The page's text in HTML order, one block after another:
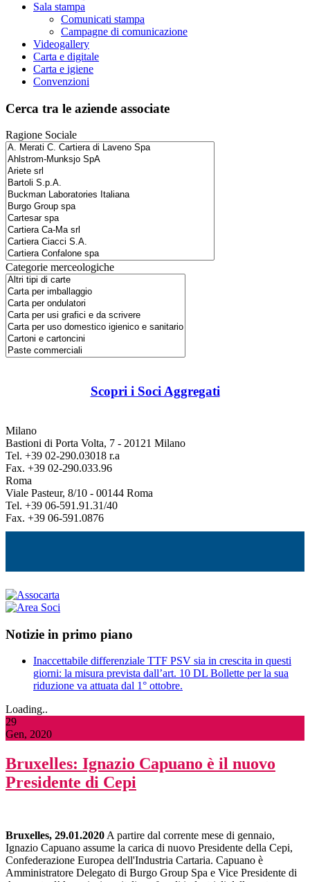
Sala stampa
Comunicati stampa
Campagne di comunicazione
Videogallery
Carta e digitale
Carta e igiene
Convenzioni
Cerca tra le aziende associate
Ragione Sociale
Categorie merceologiche
Scopri i Soci Aggregati
Milano
Bastioni di Porta Volta, 7 - 20121 Milano
Tel. +39 02-290.03018 r.a
Fax. +39 02-290.033.96
Roma
Viale Pasteur, 8/10 - 00144 Roma
Tel. +39 06-591.91.31/40
Fax. +39 06-591.0876
Notizie in primo piano
Inaccettabile differenziale TTF PSV sia in crescita in questi
giorni: la misura prevista dall’art. 10 DL Bollette per la sua
riduzione va attuata dal 1° ottobre.
Loading..
29
Gen, 2020
Bruxelles: Ignazio Capuano è il nuovo
Presidente di Cepi
Bruxelles, 29.01.2020 A partire dal corrente mese di gennaio,
Ignazio Capuano assume la carica di nuovo Presidente della Cepi,
Confederazione Europea dell'Industria Cartaria. Capuano è
Amministratore Delegato di Burgo Group Spa e Vice Presidente di